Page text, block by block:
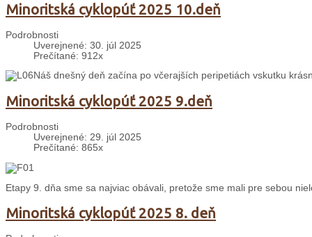
Minoritská cyklopúť 2025 10.deň
Podrobnosti
Uverejnené: 30. júl 2025
Prečítané: 912x
Náš dnešný deň začína po včerajších peripetiách vskutku
Minoritská cyklopúť 2025 9.deň
Podrobnosti
Uverejnené: 29. júl 2025
Prečítané: 865x
Etapy 9. dňa sme sa najviac obávali, pretože sme mali pre sebou
Minoritská cyklopúť 2025 8. deň